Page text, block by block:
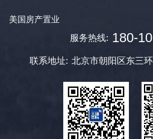
美国房产置业
服务热线: 180-
联系地址: 北京市朝阳区东三